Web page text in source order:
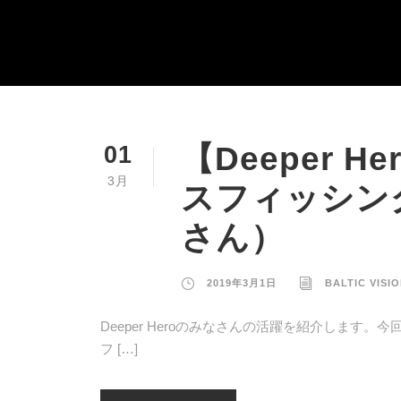
01
3月
【Deeper
スフィッシン
さん）
2019年3月1日 BALTIC
Deeper Heroのみなさんの活躍を紹介します。
フ […]